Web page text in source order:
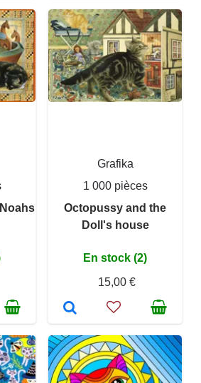
Grafika
1 000 pièces
Octopussy and the
Doll's house
En stock (2)
15,00 €